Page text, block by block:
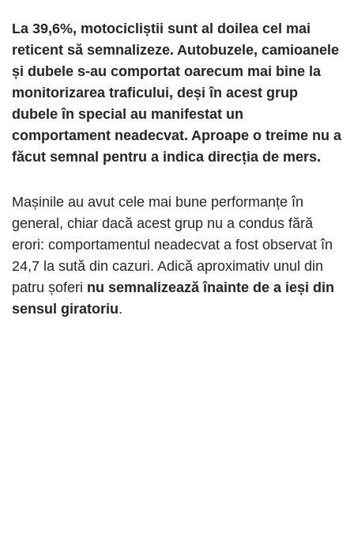
La 39,6%, motocicliștii sunt al doilea cel mai
reticent să semnalizeze. Autobuzele, camioanele
și dubele s-au comportat oarecum mai bine la
monitorizarea traficului, deși în acest grup
dubele în special au manifestat un
comportament neadecvat. Aproape o treime nu a
făcut semnal pentru a indica direcția de mers.
Mașinile au avut cele mai bune performanțe în
general, chiar dacă acest grup nu a condus fără
erori: comportamentul neadecvat a fost observat în
24,7 la sută din cazuri. Adică aproximativ unul din
patru șoferi nu semnalizează înainte de a ieși din
sensul giratoriu.